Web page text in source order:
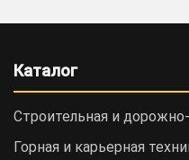
Каталог
Строительная и
Горная и карьерная